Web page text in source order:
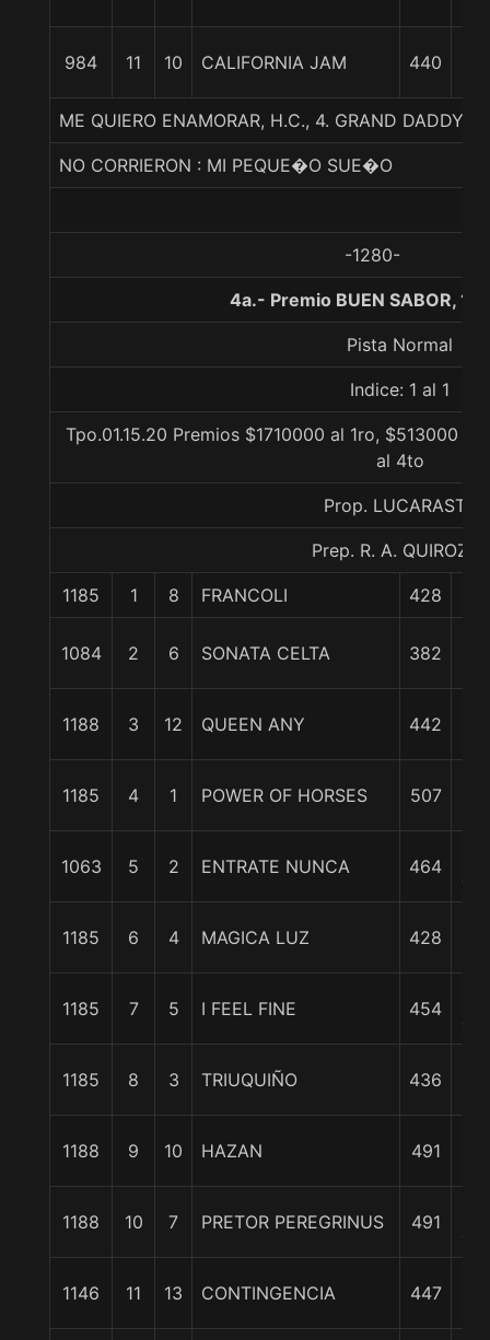
984 11 10 CALIFORNIA JAM 440
ME QUIERO ENAMORAR, H.C., 4. GRAND DADDY-
NO CORRIERON : MI PEQUE�O SUE�O
-1280-
4a.- Premio BUEN SABOR,
Pista Normal
Indice: 1 al 1
Tpo.01.15.20 Premios $1710000 al 1ro, $513000
al 4to
Prop. LUCARASTE
Prep. R. A. QUIROZ S.
1185 1 8 FRANCOLI 428
1084 2 6 SONATA CELTA 382
1188 3 12 QUEEN ANY 442
1185 4 1 POWER OF HORSES 507
1063 5 2 ENTRATE NUNCA 464
1185 6 4 MAGICA LUZ 428
1185 7 5 I FEEL FINE 454
1185 8 3 TRIUQUIÑO 436
1188 9 10 HAZAN 491
1188 10 7 PRETOR PEREGRINUS 491
1146 11 13 CONTINGENCIA 447